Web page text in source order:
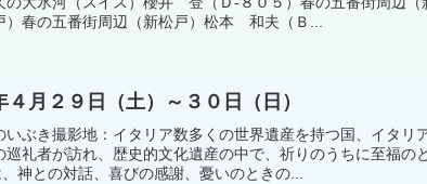
）春の五番街周辺（新松戸）松本 和夫（Ｂ...
月２９日（土）～３０日（日）
ぶき撮影地：イタリア数多くの世界遺産を持つ国、イタリア
礼者が訪れ、歴史的文化遺産の中で、祈りのうちに至福の
神との対話、喜びの感謝、憂いのときの...